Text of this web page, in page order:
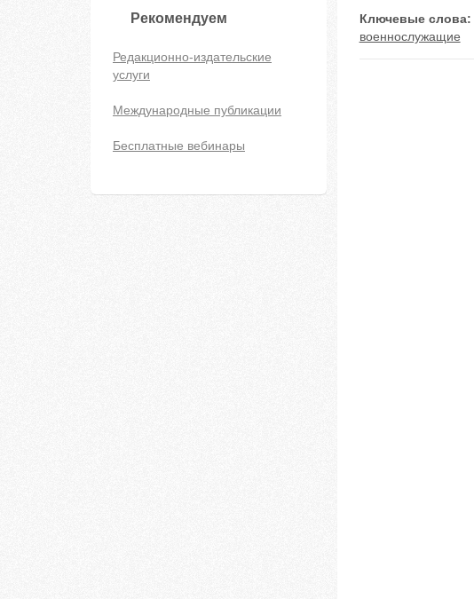
Рекомендуем
Редакционно-издательские
услуги
Международные публикации
Бесплатные вебинары
Ключевые слова:
военнослужащие